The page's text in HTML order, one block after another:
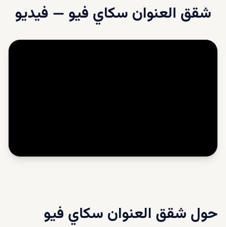
شقق العنوان سكاي فيو — فيديو
حول شقق العنوان سكاي فيو